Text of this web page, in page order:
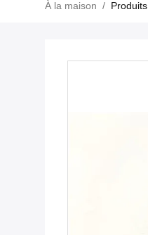
À la maison / Produits